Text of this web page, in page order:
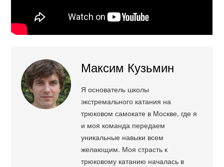
Максим Кузьмин
Я основатель школы
экстремального катания на
трюковом самокате в Москве, где я
и моя команда передаем
уникальные навыки всем
желающим. Моя страсть к
трюковому катанию началась в